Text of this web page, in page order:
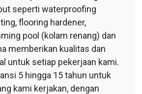
seperti waterproofing
flooring hardener,
pool (kolam renang) dan
memberikan kualitas dan
untuk setiap pekerjaan kami.
5 hingga 15 tahun untuk
kami kerjakan, dengan